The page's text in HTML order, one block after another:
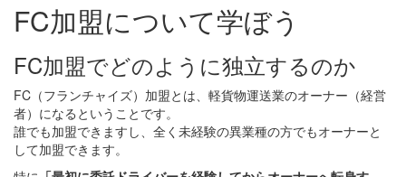
FC加盟について学ぼう
FC加盟でどのように独立するのか
FC（フランチャイズ）加盟とは、軽貨物運送業のオーナー（経営
者）になるということです。
誰でも加盟できますし、全く未経験の異業種の方でもオーナーと
して加盟できます。